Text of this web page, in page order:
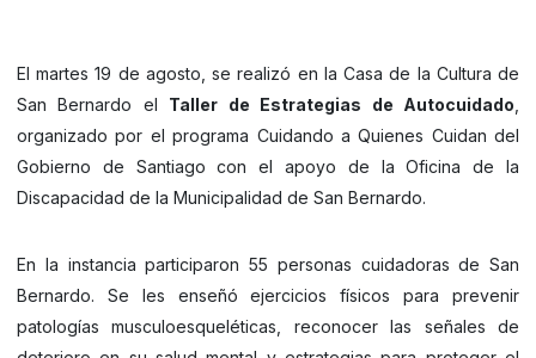
El martes 19 de agosto, se realizó en la Casa de la Cultura de
San Bernardo el Taller de Estrategias de Autocuidado
organizado por el programa Cuidando a Quienes Cuidan del
Gobierno de Santiago con el apoyo de la Oficina de la
Discapacidad de la Municipalidad de San Bernardo.
En la instancia participaron 55 personas cuidadoras de San
Bernardo. Se les enseñó ejercicios físicos para prevenir
patologías musculoesqueléticas, reconocer las señales de